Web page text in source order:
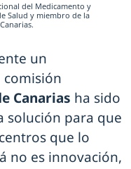
del Medicamento y
Salud y miembro de la
un
comisión
Canarias ha sido
solución para que
que lo
no es innovación,